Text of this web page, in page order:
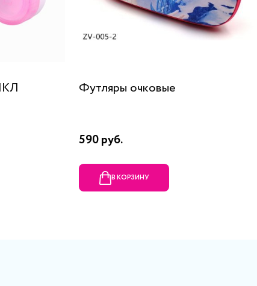
Футляры очковые
590 руб.
В КОРЗИНУ